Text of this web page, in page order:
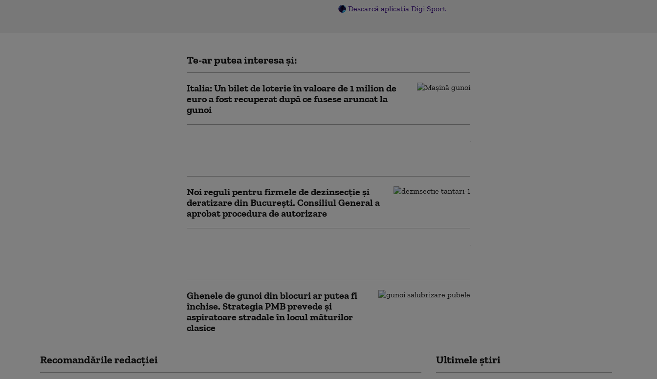
Descarcă aplicația Digi Sport
Te-ar putea interesa și:
Italia: Un bilet de loterie în valoare de 1 milion de
euro a fost recuperat după ce fusese aruncat la
gunoi
Noi reguli pentru firmele de dezinsecție și
deratizare din București. Consiliul General a
aprobat procedura de autorizare
Ghenele de gunoi din blocuri ar putea fi
închise. Strategia PMB prevede și
aspiratoare stradale în locul măturilor
clasice
Recomandările redacţiei Ultimele știri